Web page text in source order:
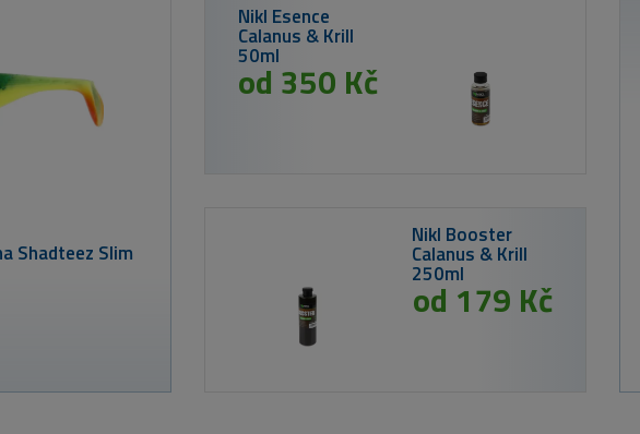
Kč
Nikl Ready PVA Stick Calanus & Krill 20ks
-